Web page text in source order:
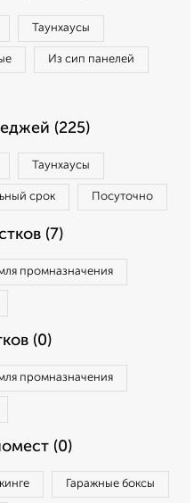
Таунхаусы
Из сип панелей
(225)
Таунхаусы
срок Посуточно
(7)
промназначения
(0)
промназначения
(0)
Гаражные боксы